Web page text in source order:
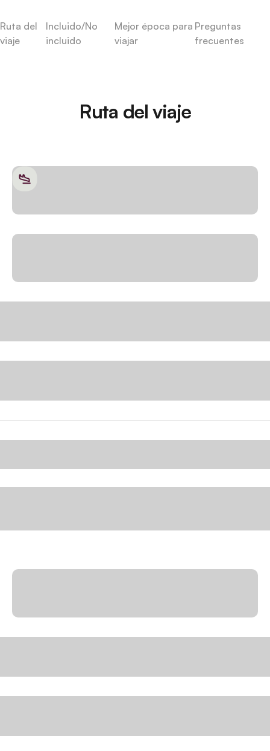
Ruta del
viaje
Incluido/No
incluido
Mejor época para
viajar
Preguntas
frecuentes
Ruta del viaje